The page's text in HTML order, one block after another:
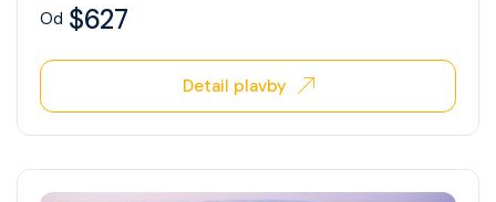
Od $627
Detail plavby